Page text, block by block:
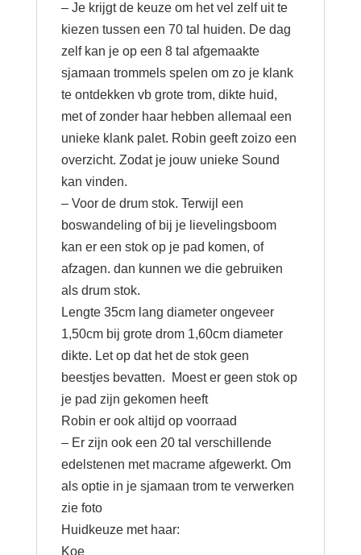
– Je krijgt de keuze om het vel zelf uit te
kiezen tussen een 70 tal huiden. De dag
zelf kan je op een 8 tal afgemaakte
sjamaan trommels spelen om zo je klank
te ontdekken vb grote trom, dikte huid,
met of zonder haar hebben allemaal een
unieke klank palet. Robin geeft zoizo een
overzicht. Zodat je jouw unieke Sound
kan vinden.
– Voor de drum stok. Terwijl een
boswandeling of bij je lievelingsboom
kan er een stok op je pad komen, of
afzagen. dan kunnen we die gebruiken
als drum stok.
Lengte 35cm lang diameter ongeveer
1,50cm bij grote drom 1,60cm diameter
dikte. Let op dat het de stok geen
beestjes bevatten. Moest er geen stok op
je pad zijn gekomen heeft
Robin er ook altijd op voorraad
– Er zijn ook een 20 tal verschillende
edelstenen met macrame afgewerkt. Om
als optie in je sjamaan trom te verwerken
zie foto
Huidkeuze met haar:
Koe